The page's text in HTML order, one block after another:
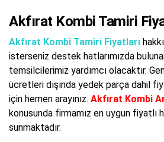
Akfırat Kombi Tamiri
Akfırat Kombi Tamiri Fiyatları
isterseniz destek hatlarımızda
temsilcilerimiz yardımcı olacaktır.
ücretleri dışında yedek parça dahil
için hemen arayınız. Akfırat Kombi
konusunda firmamız en uygun fiyatlı
sunmaktadır.